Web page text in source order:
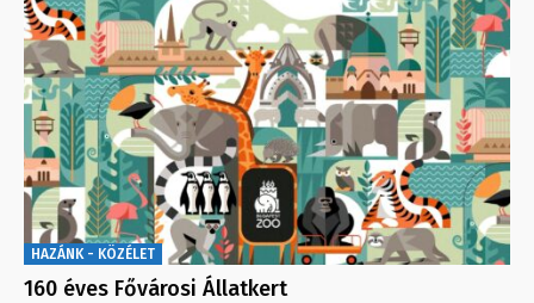
HAZÁNK - KÖZÉLET
160 éves Fővárosi Állatkert